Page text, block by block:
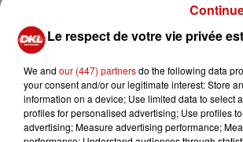
Depuis le 2 août, flydubai offre des
départ de l'EuroAirport vers son hub à
Pascal Kury
flydubai EAP 19 AOUT 24
Le respect de votre vie privée
We and our (447) partnersdo the following data
your consent and/or our legitimate interest: Store
information on a device; Use limited data to select
profiles for personalised advertising; Use profiles
advertising; Measure advertising performance;